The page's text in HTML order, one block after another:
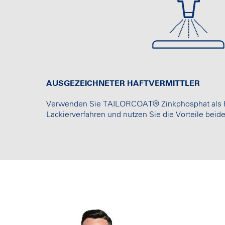
AUSGEZEICHNETER HAFTVERMITTLER
Verwenden Sie TAILORCOAT® Zinkphosphat
Lackierverfahren und nutzen Sie die Vorteile